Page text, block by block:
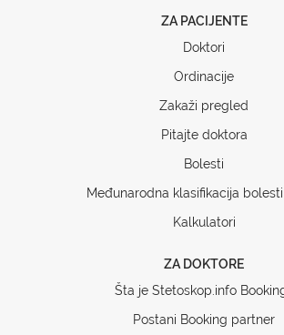
ZA PACIJENTE
Doktori
Ordinacije
Zakaži pregled
Pitajte doktora
Bolesti
Međunarodna klasifikacija bolesti
Kalkulatori
ZA DOKTORE
Šta je Stetoskop.info
Postani Booking partner